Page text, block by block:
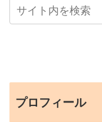
プロフィール